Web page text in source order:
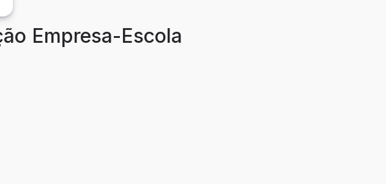
Empresa-Escola